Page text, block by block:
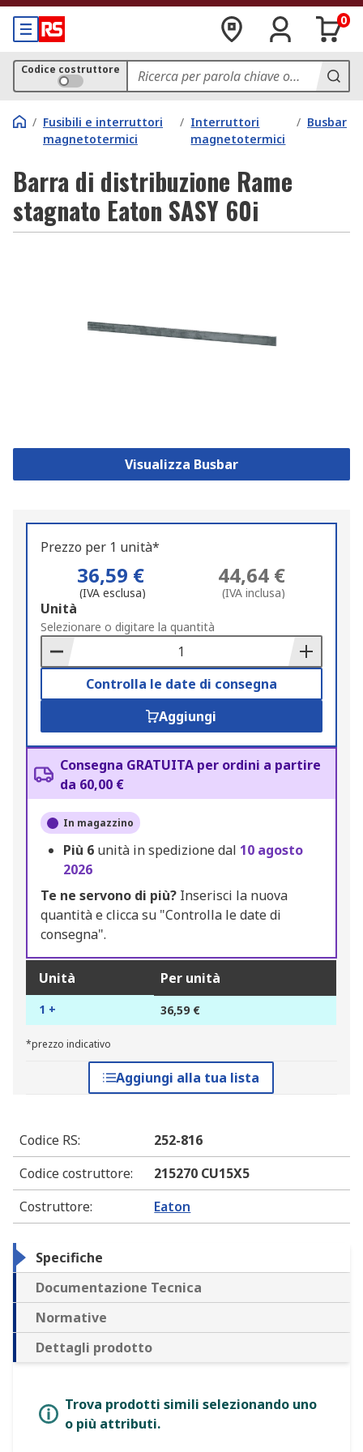
0
Codice costruttore
/ Fusibili e interruttori
magnetotermici
/ Interruttori
magnetotermici
/ Busbar
Barra di distribuzione Rame
stagnato Eaton SASY 60i
Visualizza Busbar
Prezzo per 1 unità*
36,59 €
(IVA esclusa)
44,64 €
(IVA inclusa)
Add
to
Basket
Unità
Selezionare o digitare la quantità
Controlla le date di consegna
Aggiungi
Consegna GRATUITA per ordini a partire
da 60,00 €
In magazzino
Più 6 unità in spedizione dal 10 agosto
2026
Te ne servono di più? Inserisci la nuova
quantità e clicca su "Controlla le date di
consegna".
Unità Per unità
1 + 36,59 €
*prezzo indicativo
Aggiungi alla tua lista
Codice RS:
252-816
Codice costruttore:
215270 CU15X5
Costruttore: Eaton
Specifiche
Documentazione Tecnica
Normative
Dettagli prodotto
Trova prodotti simili selezionando uno
o più attributi.